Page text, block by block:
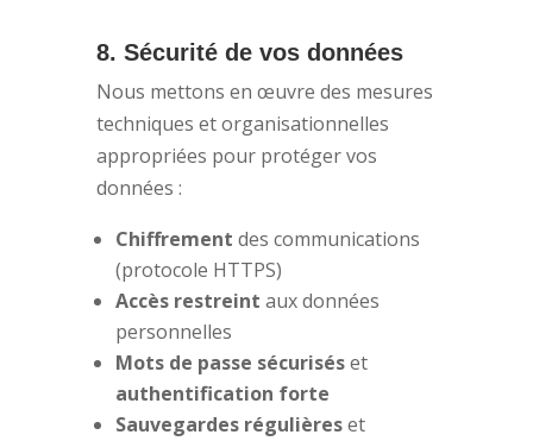
8. Sécurité de vos données
Nous mettons en œuvre des mesures
techniques et organisationnelles
appropriées pour protéger vos
données :
Chiffrement des communications
(protocole HTTPS)
Accès restreint aux données
personnelles
Mots de passe sécuriséset
authentification forte
Sauvegardes régulièreset